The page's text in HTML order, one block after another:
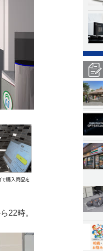
22時。